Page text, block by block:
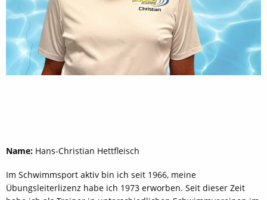
Name: Hans-Christian Hettfleisch
Im Schwimmsport aktiv bin ich seit 1966, meine
Übungsleiterlizenz habe ich 1973 erworben. Seit dieser Zeit